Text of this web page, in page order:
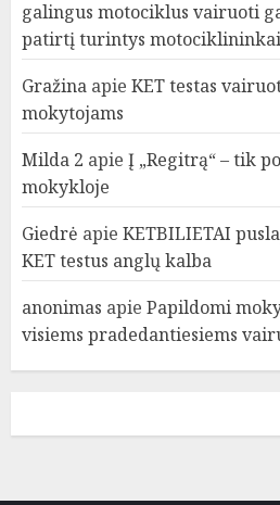
galingus motociklus vairuoti
patirtį turintys motociklininkai
Gražina apie KET testas
mokytojams
Milda 2 apie Į „Regitrą“ – tik
mokykloje
Giedrė apie KETBILIETAI
KET testus anglų kalba
anonimas apie Papildomi
visiems pradedantiesiems